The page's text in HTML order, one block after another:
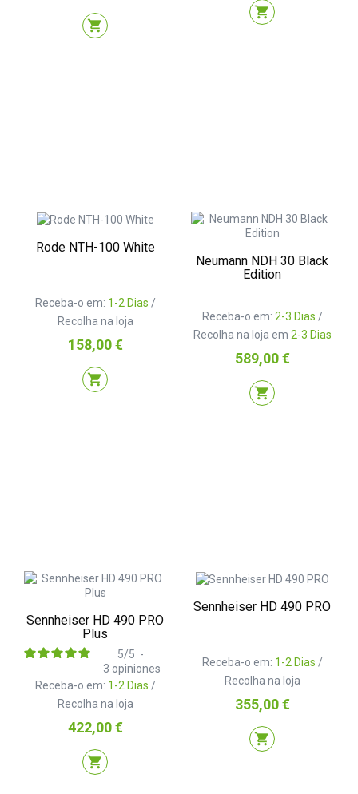
shopping_cart
shopping_cart
Rode NTH-100 White
Receba-o em: 1-2 Dias /
Recolha na loja
Preço
158,00 €
shopping_cart
Neumann NDH 30 Black
Edition
Receba-o em: 2-3 Dias /
Recolha na loja em 2-3 Dias
Preço
589,00 €
shopping_cart
Sennheiser HD 490 PRO
Plus
Receba-o em: 1-2 Dias /
Recolha na loja
5/5 -
3 opiniones
Preço
422,00 €
shopping_cart
Sennheiser HD 490 PRO
Receba-o em: 1-2 Dias /
Recolha na loja
Preço
355,00 €
shopping_cart